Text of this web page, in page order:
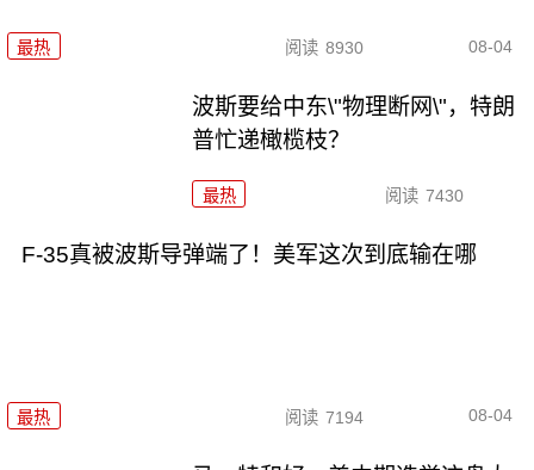
最热 阅读 8930 08-04
波斯要给中东\"物理断网\"，特朗
普忙递橄榄枝？
最热 阅读 7430
F-35真被波斯导弹端了！美军这次到底输在哪
最热 阅读 7194 08-04